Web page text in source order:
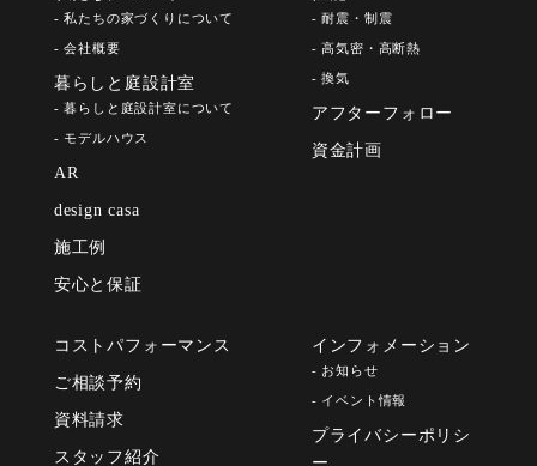
- 私たちの家づくりについて
- 会社概要
暮らしと庭設計室
- 暮らしと庭設計室について
- モデルハウス
AR
design casa
施工例
安心と保証
- 耐震・制震
- 高気密・高断熱
- 換気
アフターフォロー
資金計画
コストパフォーマンス
ご相談予約
資料請求
スタッフ紹介
インフォメーション
- お知らせ
- イベント情報
プライバシーポリシ